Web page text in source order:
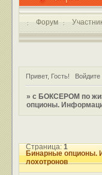
Форум
Привет, Гость! Войдите
»с БОКСЕРОМ по
опционы.
Бинарные опционы.
лохотронов
Страница:1